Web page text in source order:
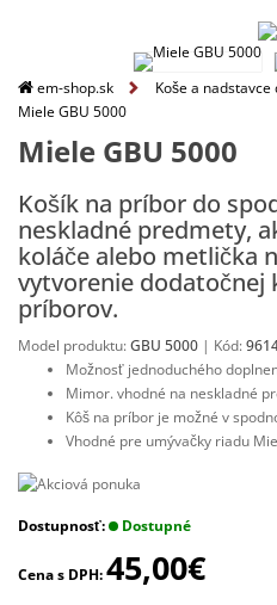
em-shop.sk
Koše a
Miele GBU 5000
Miele GBU 5000
Košík na príbor do
neskladné predmety,
koláče alebo metlička
vytvorenie dodatočnej
príborov.
Model produktu:GBU 5000 | Kód:
Možnosť jednoduchého
Mimor. vhodné na neskladné
Kôš na príbor je možné v
Vhodné pre umývačky riadu
Dostupnosť: Dostupné
Cena s DPH:45,00€